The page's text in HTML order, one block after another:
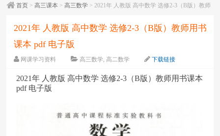
首页 >高三课本 >高三数学 > 2021年 人教版 高中数学 选修2-3（B版）教师
2021年 人教版 高中数学 选修2-3（B版）教师用书
课本 pdf 电子版
网课学习资料 高三数学,高二数学
下载链接
2021年 人教版 高中数学 选修2-3（B版）教师用书课本
pdf 电子版